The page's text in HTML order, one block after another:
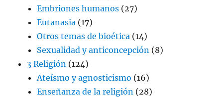
Embriones humanos (27)
Eutanasia (17)
Otros temas de bioética (14)
Sexualidad y anticoncepción (8)
3 Religión (124)
Ateísmo y agnosticismo (16)
Enseñanza de la religión (28)